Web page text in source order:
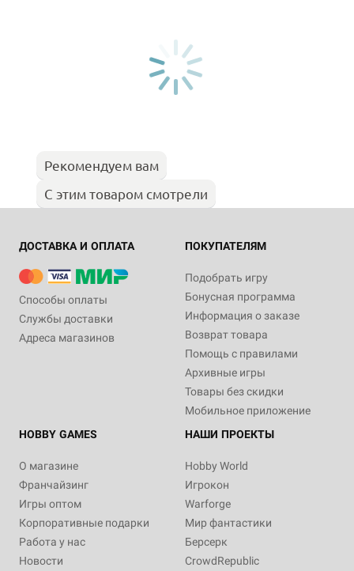
Рекомендуем вам
С этим товаром смотрели
ДОСТАВКА И ОПЛАТА
Способы оплаты
Службы доставки
Адреса магазинов
ПОКУПАТЕЛЯМ
Подобрать игру
Бонусная программа
Информация о заказе
Возврат товара
Помощь с правилами
Архивные игры
Товары без скидки
Мобильное приложение
HOBBY GAMES
О магазине
Франчайзинг
Игры оптом
Корпоративные подарки
Работа у нас
Новости
НАШИ ПРОЕКТЫ
Hobby World
Игрокон
Warforge
Мир фантастики
Берсерк
CrowdRepublic